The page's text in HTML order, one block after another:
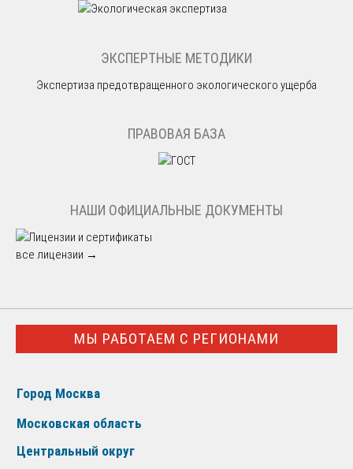
ЭКСПЕРТНЫЕ МЕТОДИКИ
Экспертиза предотвращенного экологического ущерба
ПРАВОВАЯ БАЗА
НАШИ ОФИЦИАЛЬНЫЕ ДОКУМЕНТЫ
все лицензии →
МЫ РАБОТАЕМ С РЕГИОНАМИ
Город Москва
Московская область
Центральный округ